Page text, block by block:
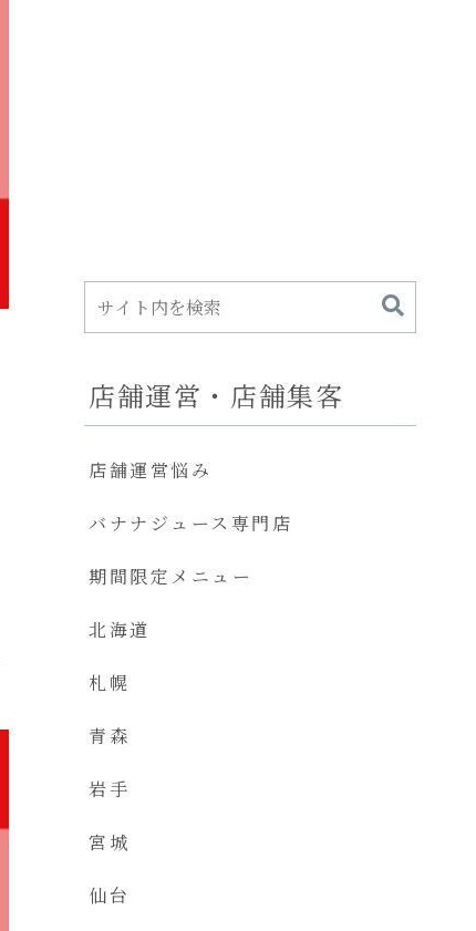
店舗運営・店舗集客
店舗運営悩み
バナナジュース専門店
期間限定メニュー
北海道
札幌
青森
岩手
宮城
仙台